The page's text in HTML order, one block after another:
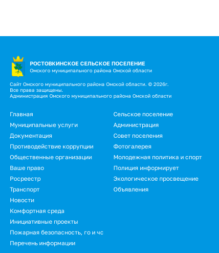
РОСТОВКИНСКОЕ СЕЛЬСКОЕ ПОСЕЛЕНИЕ
Омского муниципального района Омской области
Сайт Омского муниципального района Омской области. © 2026г.
Все права защищены.
Администрация Омского муниципального района Омской области
Подвал
Главная
Сельское поселение
Муниципальные услуги
Администрация
Документация
Совет поселения
Противодействие коррупции
Фотогалерея
Общественные организации
Молодежная политика и спорт
Ваше право
Полиция информирует
Росреестр
Экологическое просвещение
Транспорт
Объявления
Новости
Подвал.
Дополнительное
меню
Комфортная среда
Инициативные проекты
Пожарная безопасность, го и чс
Перечень информации